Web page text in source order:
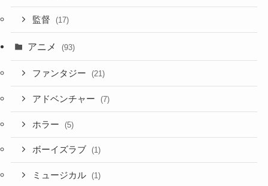
監督 (17)
アニメ (93)
ファンタジー (21)
アドベンチャー (7)
ホラー (5)
ボーイズラブ (1)
ミュージカル (1)